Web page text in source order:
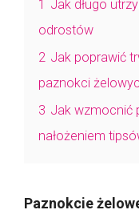
1 Jak długo
odrostów
2 Jak poprawić
paznokci
3 Jak wzmocnić
nałożeniem
Paznokcie